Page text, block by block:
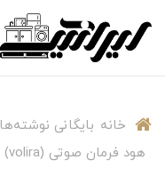
خانه بایگانی نوشته‌ها
هود فرمان صوتی (volira) داتیس